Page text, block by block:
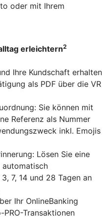
oder mit Ihrem
erleichtern2
Ihre Kundschaft erhalten
als PDF über die VR
Sie können mit
Referenz als Nummer
inkl. Emojis
Lösen Sie eine
automatisch
7, 14 und 28 Tagen an
Ihr OnlineBanking
PRO-Transaktionen